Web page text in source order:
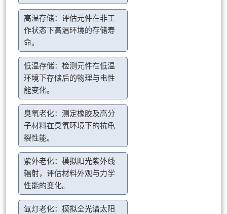
高温存储：评估元件在非工
作状态下高温环境的存储寿
命。
低温存储：检测元件在低温
环境下存储后的物理与电性
能变化。
臭氧老化：测定橡胶及高分
子材料在臭氧环境下的抗龟
裂性能。
紫外老化：模拟阳光紫外线
辐射，评估材料外观与力学
性能的变化。
氙灯老化：模拟全光谱太阳